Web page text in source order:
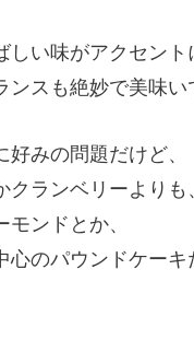
しい味がアクセント
ンスも絶妙で美味い
好みの問題だけど、
クランベリーよりも
モンドとか、
心のパウンドケーキ